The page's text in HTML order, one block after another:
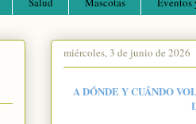
miércoles, 3 de junio de 2026
A DÓNDE Y CUÁNDO